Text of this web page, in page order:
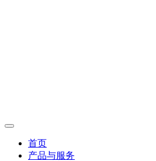
首页
产品与服务